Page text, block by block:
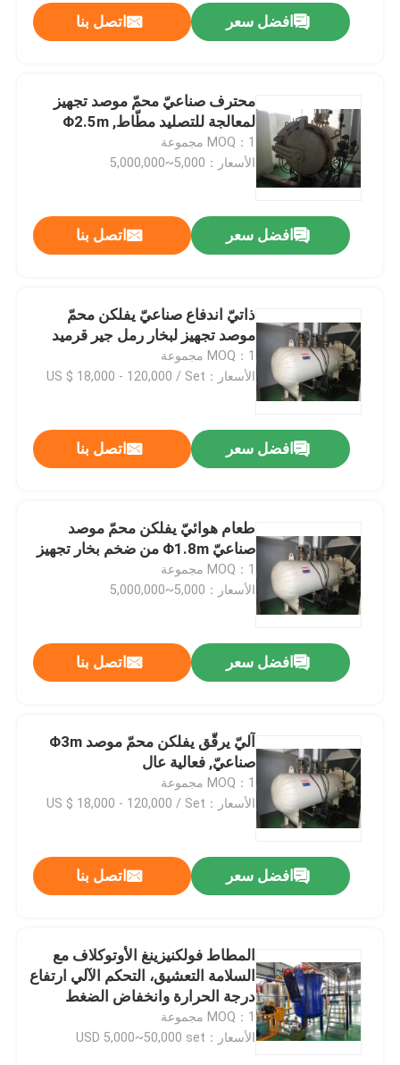
المنتجات
فيديوهات
افضل سعر اتصل بنا
محترف صناعيّ محمّ موصد تجهيز
لمعالجة للتصليد مطّاط, Φ2.5m
MOQ：1 مجموعة
الأسعار：5,000~5,000,000
افضل سعر اتصل بنا
ذاتيّ اندفاع صناعيّ يفلكن محمّ
موصد تجهيز لبخار رمل جير قرميد
MOQ：1 مجموعة
الأسعار：US $ 18,000 - 120,000 / Set
افضل سعر اتصل بنا
طعام هوائيّ يفلكن محمّ موصد
صناعيّ Φ1.8m من ضخم بخار تجهيز
MOQ：1 مجموعة
الأسعار：5,000~5,000,000
افضل سعر اتصل بنا
آليّ يرقّق يفلكن محمّ موصد Φ3m
صناعيّ, فعالية عال
MOQ：1 مجموعة
الأسعار：US $ 18,000 - 120,000 / Set
افضل سعر اتصل بنا
المطاط فولكنيزينغ الأوتوكلاف مع
السلامة التعشيق، التحكم الآلي ارتفاع
درجة الحرارة وانخفاض الضغط
MOQ：1 مجموعة
الأسعار：USD 5,000~50,000 set